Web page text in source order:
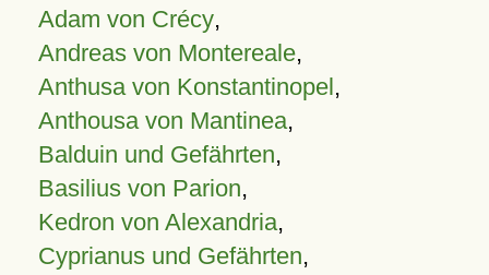
Adam von Crécy,
Andreas von Montereale,
Anthusa von Konstantinopel,
Anthousa von Mantinea,
Balduin und Gefährten,
Basilius von Parion,
Kedron von Alexandria,
Cyprianus und Gefährten,